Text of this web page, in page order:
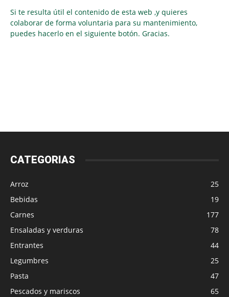
Si te resulta útil el contenido de esta web ,y quieres
colaborar de forma voluntaria para su mantenimiento,
puedes hacerlo en el siguiente botón. Gracias.
CATEGORIAS
Arroz
25
Bebidas
19
Carnes
177
Ensaladas y verduras
78
Entrantes
44
Legumbres
25
Pasta
47
Pescados y mariscos
65